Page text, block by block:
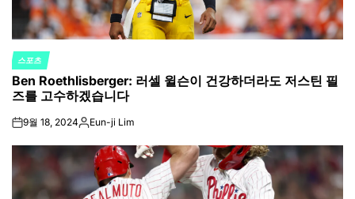
POSTED
IN
스포츠
Ben Roethlisberger: 러셀 윌슨이 건강하더라도 저스틴 필
즈를 고수하겠습니다
on9월 18, 2024Posted
Eun-ji Lim